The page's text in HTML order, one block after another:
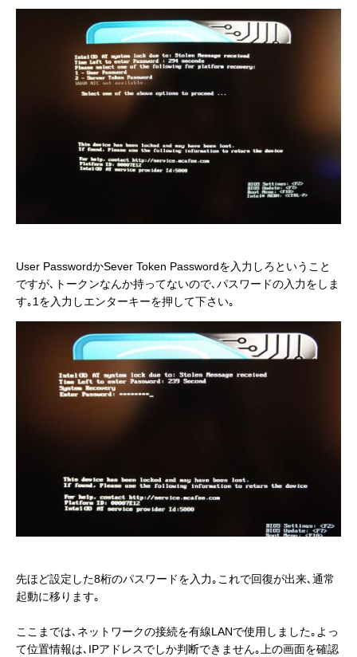
User PasswordかSever Token Passwordを入力しろということ
ですが､トークンなんか持ってないので､パスワードの入力をしま
す｡1を入力しエンターキーを押して下さい｡
先ほど設定した8桁のパスワードを入力｡これで回復が出来､通常
起動に移ります｡
ここまでは､ネットワークの接続を有線LANで使用しました｡よっ
て位置情報は､IPアドレスでしか判断できません｡上の画面を確認